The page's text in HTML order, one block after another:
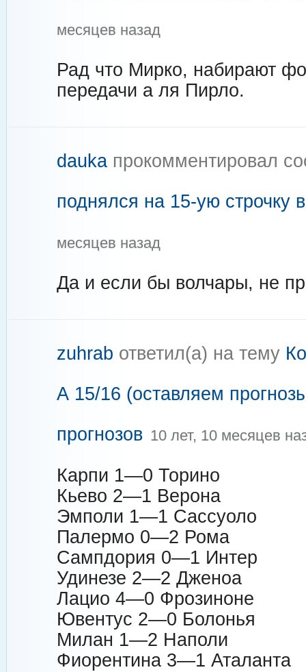
месяцев назад
Рад что Мирко, набирают
передачи а ля Пирло.
daukaпрокомментировал
поднялся на 15-ую строчку
месяцев назад
Да и если бы волчары, не
zuhrab ответил(а) на тему
А 15/16 (оставляем
прогнозов 10 лет, 10 месяцев
Карпи 1—0 Торино
Кьево 2—1 Верона
Эмполи 1—1 Сассуоло
Палермо 0—2 Рома
Сампдория 0—1 Интер
Удинезе 2—2 Дженоа
Лацио 4—0 Фрозиноне
Ювентус 2—0 Болонья
Милан 1—2 Наполи
Фиорентина 3—1 Аталанта